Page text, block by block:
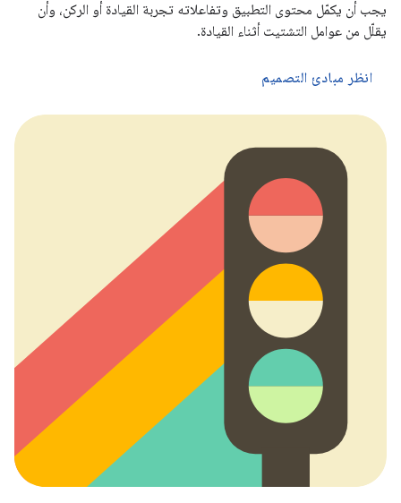
يجب أن يكمّل محتوى التطبيق وتفاعلاته تجربة القيادة أو الركن، وأن
يقلّل من عوامل التشتيت أثناء القيادة.
انظر مبادئ التصميم